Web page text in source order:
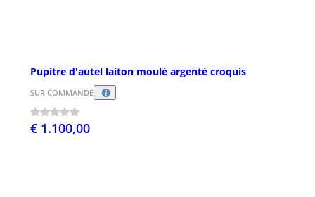
Pupitre d'autel laiton moulé argenté croquis
SUR COMMANDE
€ 1.100,00